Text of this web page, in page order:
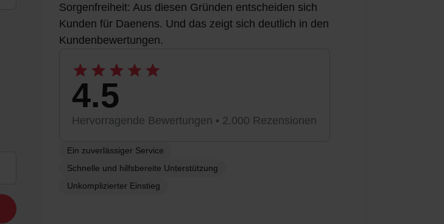
Sorgenfreiheit: Aus diesen Gründen entscheiden sich
Kunden für Daenens. Und das zeigt sich deutlich in den
Kundenbewertungen.
4.5
Hervorragende Bewertungen • 2.000 Rezensionen
Ein zuverlässiger Service
Schnelle und hilfsbereite Unterstützung
Unkomplizierter Einstieg